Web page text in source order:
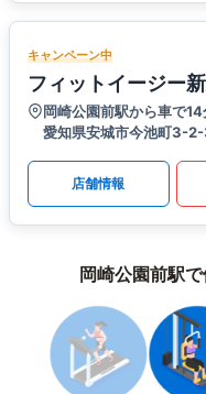
キャンペーン中
フィットイージー
岡崎公園前駅から車で14
愛知県安城市今池町3-
店舗情報
岡崎公園前駅